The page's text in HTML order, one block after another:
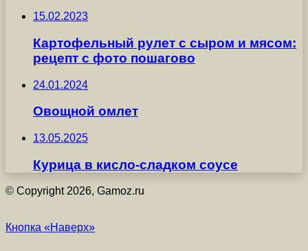
15.02.2023
Картофельный рулет с сыром и мясом:
рецепт с фото пошагово
24.01.2024
Овощной омлет
13.05.2025
Курица в кисло-сладком соусе
© Copyright 2026, Gamoz.ru
Кнопка «Наверх»